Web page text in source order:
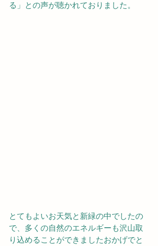
る」との声が聴かれておりました。
とてもよいお天気と新緑の中でしたの
で、多くの自然のエネルギーも沢山取
り込めることができましたおかげでと